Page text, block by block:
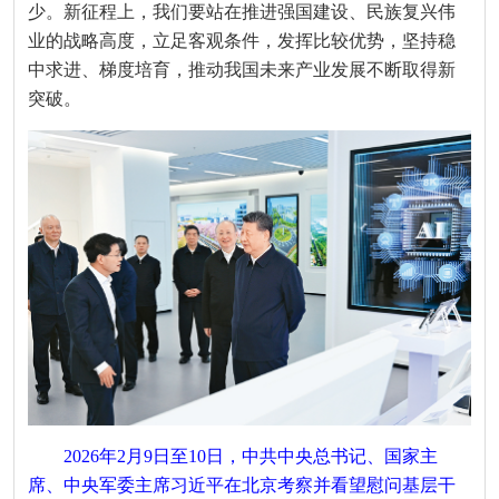
少。新征程上，我们要站在推进强国建设、民族复兴伟
业的战略高度，立足客观条件，发挥比较优势，坚持稳
中求进、梯度培育，推动我国未来产业发展不断取得新
突破。
2026年2月9日至10日，中共中央总书记、国家主
席、中央军委主席习近平在北京考察并看望慰问基层干